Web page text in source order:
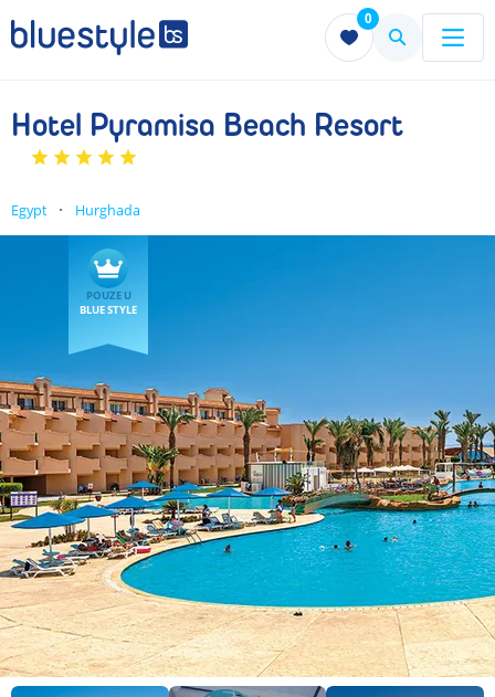
0
Menu Menu
Hotel Pyramisa Beach Resort
Egypt Hurghada
POUZE U
BLUE STYLE